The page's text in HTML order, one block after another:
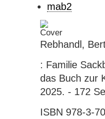
mab2
Rebhandl,
: Familie
das Buch zur
2025. - 172
ISBN 978-3-